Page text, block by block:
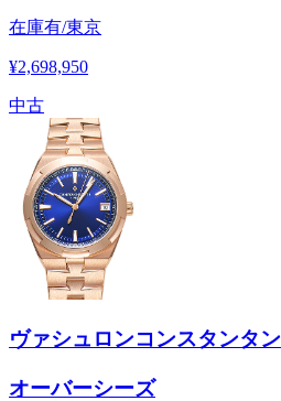
在庫有/東京
¥2,698,950
中古
ヴァシュロンコンスタンタン
オーバーシーズ